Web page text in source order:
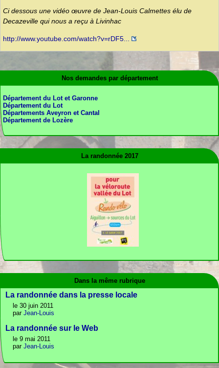
Ci dessous une vidéo œuvre de Jean-Louis Calmettes élu de
Decazeville qui nous a reçu à Livinhac
http://www.youtube.com/watch?v=rDF5...
Nos demandes par département
Département du Lot et Garonne
Département du Lot
Départements Aveyron et Cantal
Département de Lozère
La randonnée 2017
Dans la même rubrique
La randonnée dans la presse locale
le 30 juin 2011
par Jean-Louis
La randonnée sur le Web
le 9 mai 2011
par Jean-Louis